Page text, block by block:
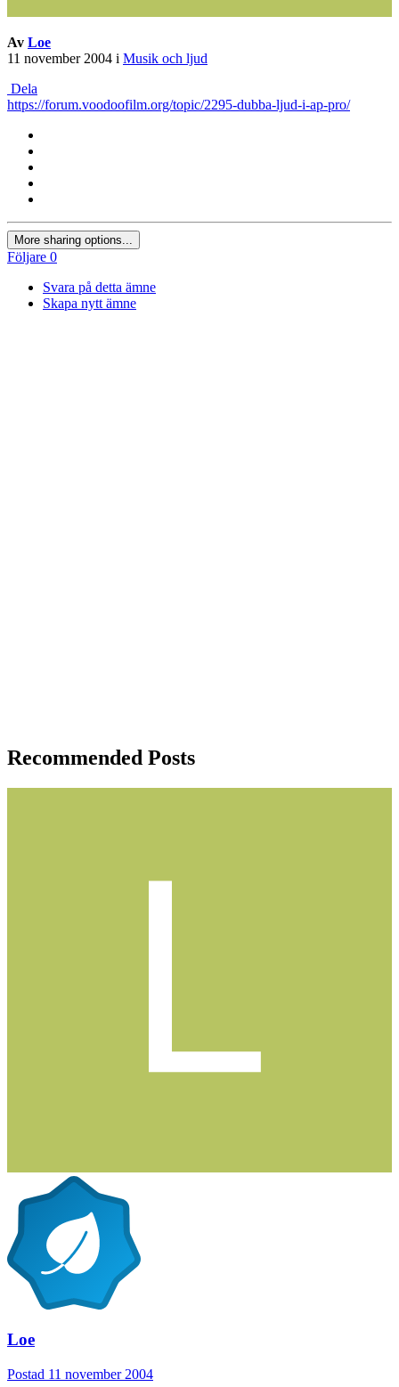
Av Loe
11 november 2004 i Musik och ljud
Dela
https://forum.voodoofilm.org/topic/2295-dubba-ljud-i-ap-pro/
More sharing options...
Följare 0
Svara på detta ämne
Skapa nytt ämne
Recommended Posts
Loe
Postad 11 november 2004